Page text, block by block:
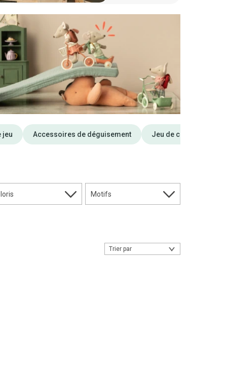
jeu Accessoires de déguisement Jeu de construction
Motifs
Trier par